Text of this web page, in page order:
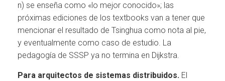
n) se enseña como «lo mejor conocido»; las
próximas ediciones de los textbooks van a tener que
mencionar el resultado de Tsinghua como nota al pie,
y eventualmente como caso de estudio. La
pedagogía de SSSP ya no termina en Dijkstra.
Para arquitectos de sistemas distribuidos. El